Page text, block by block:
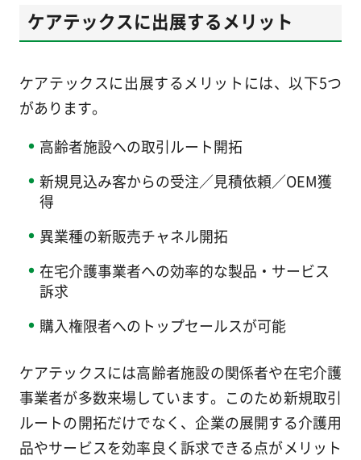
ケアテックスに出展するメリット
ケアテックスに出展するメリットには、以下5つ
があります。
高齢者施設への取引ルート開拓
新規見込み客からの受注／見積依頼／OEM獲
得
異業種の新販売チャネル開拓
在宅介護事業者への効率的な製品・サービス
訴求
購入権限者へのトップセールスが可能
ケアテックスには高齢者施設の関係者や在宅介護
事業者が多数来場しています。このため新規取引
ルートの開拓だけでなく、企業の展開する介護用
品やサービスを効率良く訴求できる点がメリット